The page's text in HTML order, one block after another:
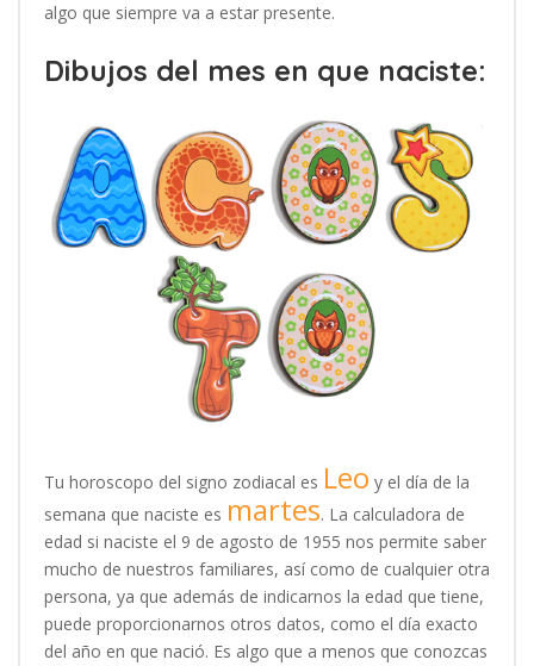
algo que siempre va a estar presente.
Dibujos del mes en que naciste:
Tu horoscopo del signo zodiacal es Leo y el día de la
semana que naciste es martes. La calculadora de
edad si naciste el 9 de agosto de 1955 nos permite saber
mucho de nuestros familiares, así como de cualquier otra
persona, ya que además de indicarnos la edad que tiene,
puede proporcionarnos otros datos, como el día exacto
del año en que nació. Es algo que a menos que conozcas